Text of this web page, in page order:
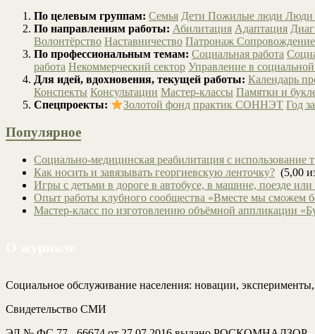
По целевым группам: Семья Дети Пожилые люди Люди
По направлениям работы: Абилитация Адаптация
Волонтёрство Наставничество Патронаж Сопровождение
По профессиональным темам: Социальная работа
работа Некоммерческий сектор Управление в
Для идей, вдохновения, текущей работы: Календарь
Конспекты Консультации Мастер-классы Памятки и
Спецпроекты:
Золотой фонд практик СОННЭТ Год
Популярное
Социально-медицинская реабилитация с использование
Как носить и завязывать георгиевскую ленточку? (5,00
Игры с детьми в дороге в автобусе, в машине, поезде или
Опыт работы клубного сообщества «Вместе мы сможем
Мастер-класс по изготовлению объёмной аппликации
Социальное обслуживание населения: новации,
Свидетельство СМИ